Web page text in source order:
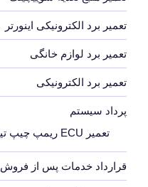
تعمیر برد الکترونیکی اینورتر
تعمیر برد لوازم خانگی
تعمیر برد الکترونیکی
پرداد سیستم
تعمیر ECU ریمپ چیپ تیونینگ
قرارداد خدمات پس از فروش